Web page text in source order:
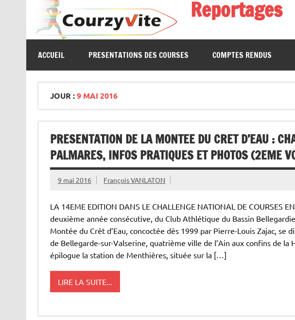
Reportages
ACCUEIL PRESENTATIONS DES COURSES COMPTES RENDUS
JOUR :9 MAI 2016
PRESENTATION DE LA MONTEE DU CRET D’EAU :
PALMARES, INFOS PRATIQUES ET PHOTOS (2EME
9 mai 2016 François VANLATON
LA 14EME EDITION DANS LE CHALLENGE NATIONAL DE COURSES
deuxième année consécutive, du Club Athlétique du Bassin
Montée du Crêt d’Eau, concoctée dès 1999 par Pierre-Louis Zajac, se
de Bellegarde-sur-Valserine, quatrième ville de l’Ain aux confins de la
épilogue la station de Menthières, située sur la […]
LIRE LA SUITE...